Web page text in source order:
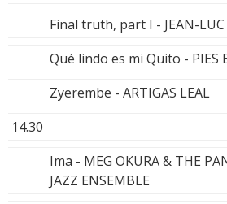
Final truth, part I - JEAN-
Qué lindo es mi Quito - PIES
Zyerembe - ARTIGAS LEAL
14.30
Ima - MEG OKURA & THE
JAZZ ENSEMBLE